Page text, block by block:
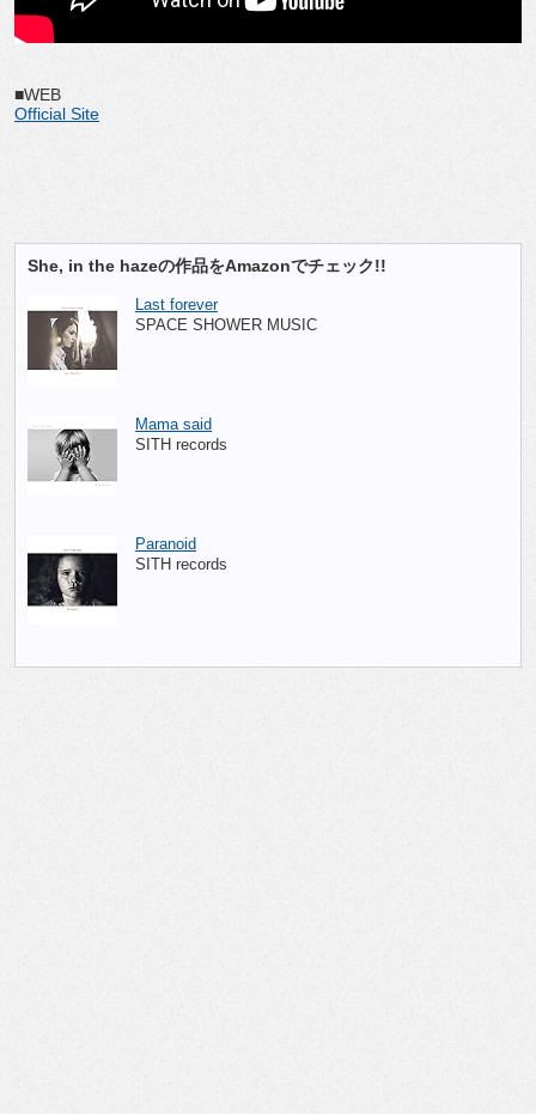
■WEB
Official Site
She, in the hazeの作品をAmazonでチェック!!
Last forever
SPACE SHOWER MUSIC
Mama said
SITH records
Paranoid
SITH records